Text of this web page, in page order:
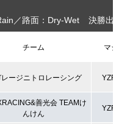
路面：Dry-Wet 決勝出
チーム マ
ージニトロレーシング
善光会 TEAMけ
んけん